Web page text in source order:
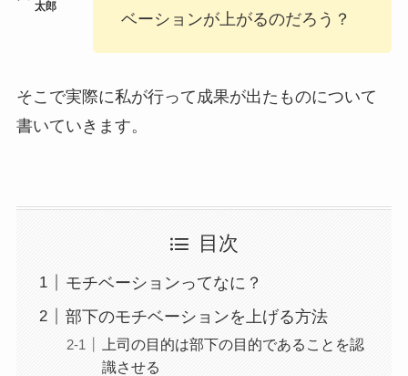
ベーションが上がるのだろう？
そこで実際に私が行って成果が出たものについて
書いていきます。
目次
モチベーションってなに？
部下のモチベーションを上げる方法
上司の目的は部下の目的であることを認
識させる